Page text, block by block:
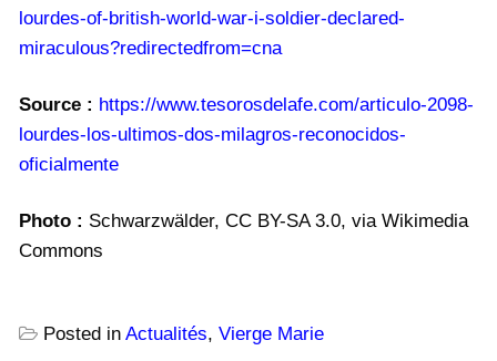
lourdes-of-british-world-war-i-soldier-declared-
miraculous?redirectedfrom=cna
Source : https://www.tesorosdelafe.com/articulo-2098-
lourdes-los-ultimos-dos-milagros-reconocidos-
oficialmente
Photo : Schwarzwälder, CC BY-SA 3.0, via Wikimedia
Commons
Posted in Actualités, Vierge Marie